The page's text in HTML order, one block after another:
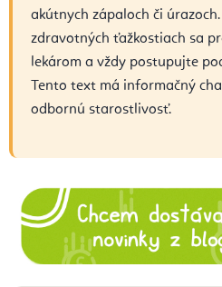
akútnych zápaloch či
zdravotných ťažkostiach sa
lekárom a vždy postupujte
Tento text má informačný
odbornú starostlivosť.